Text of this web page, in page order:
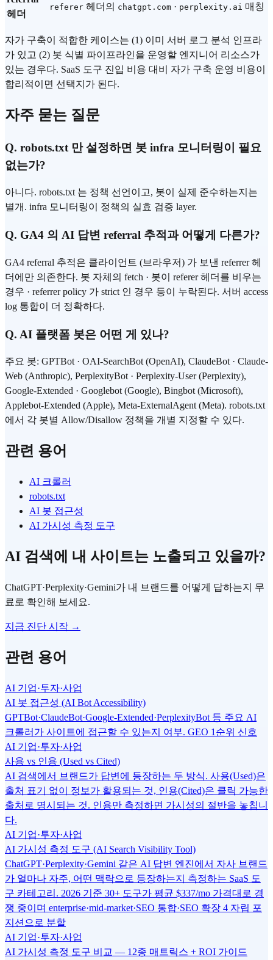
헤더
referer 헤더의 chatgpt.com · perplexity.ai 매칭
자가 구축이 적합한 케이스는 (1) 이미 서버 로그 분석 인프라
가 있고 (2) 봇 식별 파이프라인을 운영할 엔지니어 리소스가
있는 경우다. SaaS 도구 진입 비용 대비 자가 구축 운영 비용이
합리적이면 선택지가 된다.
자주 묻는 질문
Q. robots.txt 만 설정하면 봇 infra 모니터링이 필요
없는가?
아니다. robots.txt 는 정책 선언이고, 봇이 실제 준수하는지는
별개. infra 모니터링이 정책의 실효 검증 layer.
Q. GA4 의 AI 답변 referral 추적과 어떻게 다른가?
GA4 referral 추적은 클라이언트 (브라우저) 가 보낸 referrer 헤
더에만 의존한다. 봇 자체의 fetch · 봇이 referer 헤더를 비우는
경우 · referrer policy 가 strict 인 경우 등이 누락된다. 서버 access
log 통합이 더 정확하다.
Q. AI 플랫폼 봇은 어떤 게 있나?
주요 봇: GPTBot · OAI-SearchBot (OpenAI), ClaudeBot · Claude-
Web (Anthropic), PerplexityBot · Perplexity-User (Perplexity),
Google-Extended · Googlebot (Google), Bingbot (Microsoft),
Applebot-Extended (Apple), Meta-ExternalAgent (Meta). robots.txt
에서 각 봇별 Allow/Disallow 정책을 개별 지정할 수 있다.
관련 용어
AI 크롤러
robots.txt
AI 봇 접근성
AI 가시성 측정 도구
AI 검색에 내 사이트는 노출되고 있을까?
ChatGPT·Perplexity·Gemini가 내 브랜드를 어떻게 답하는지 무
료로 확인해 보세요.
지금 진단 시작 →
관련 용어
AI 기업·투자·사업
AI 봇 접근성 (AI Bot Accessibility)
GPTBot·ClaudeBot·Google-Extended·PerplexityBot 등 주요 AI
크롤러가 사이트에 접근할 수 있는지 여부. GEO 1순위 신호
AI 기업·투자·사업
사용 vs 인용 (Used vs Cited)
AI 검색에서 브랜드가 답변에 등장하는 두 방식. 사용(Used)은
출처 표기 없이 정보가 활용되는 것, 인용(Cited)은 클릭 가능한
출처로 명시되는 것. 인용만 측정하면 가시성의 절반을 놓칩니
다.
AI 기업·투자·사업
AI 가시성 측정 도구 (AI Search Visibility Tool)
ChatGPT·Perplexity·Gemini 같은 AI 답변 엔진에서 자사 브랜드
가 얼마나 자주, 어떤 맥락으로 등장하는지 측정하는 SaaS 도
구 카테고리. 2026 기준 30+ 도구가 평균 $337/mo 가격대로 경
쟁 중이며 enterprise·mid-market·SEO 통합·SEO 확장 4 자립 포
지션으로 분할
AI 기업·투자·사업
AI 가시성 측정 도구 비교 — 12종 매트릭스 + ROI 가이드